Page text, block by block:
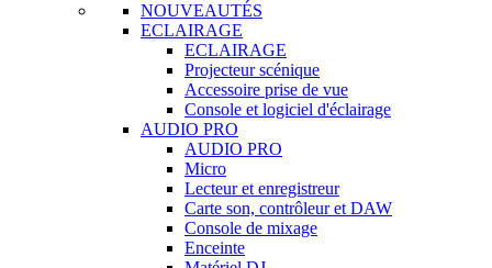
NOUVEAUTÉS
ECLAIRAGE
ECLAIRAGE
Projecteur scénique
Accessoire prise de vue
Console et logiciel d'éclairage
AUDIO PRO
AUDIO PRO
Micro
Lecteur et enregistreur
Carte son, contrôleur et DAW
Console de mixage
Enceinte